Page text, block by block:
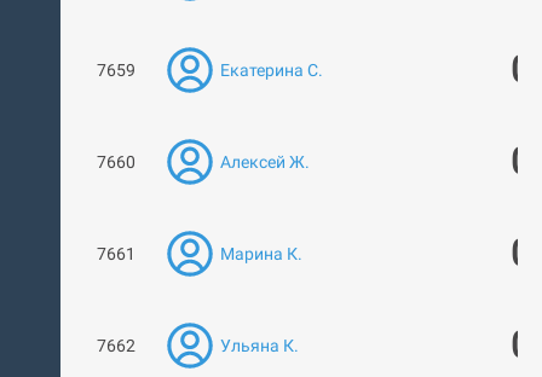
7659 Екатерина С. 0
7660 Алексей Ж. 0
7661 Марина К. 0
7662 Ульяна К. 0